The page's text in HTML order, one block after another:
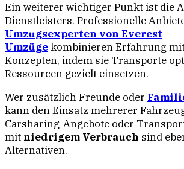
Ein weiterer wichtiger Punkt ist die
Dienstleisters. Professionelle
Umzugsexperten von Everest
Umzügekombinieren Erfahrung
Konzepten, indem sie Transporte
Ressourcen gezielt einsetzen.
Wer zusätzlich Freunde oder
kann den Einsatz mehrerer
Carsharing-Angebote oder
mit niedrigem Verbrauch sind
Alternativen.